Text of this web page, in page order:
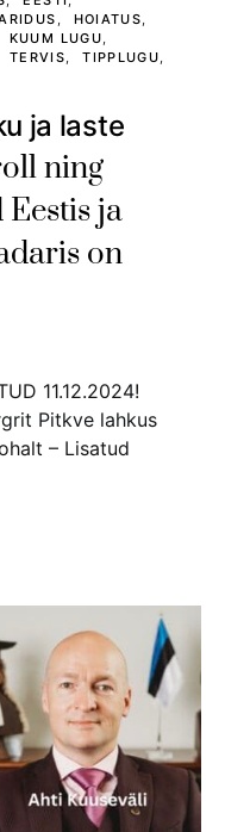
HOIATUS
KUUM LUGU
TERVIS
TIPPLUGU
ja laste
ning
ja
on
11.12.2024!
Pitkve lahkus
– Lisatud